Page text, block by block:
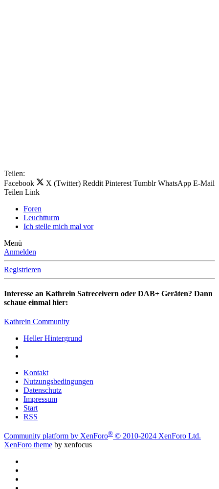
Teilen:
Facebook
X (Twitter) Reddit Pinterest Tumblr WhatsApp E-Mail
Teilen Link
Foren
Leuchtturm
Ich stelle mich mal vor
Menü
Anmelden
Registrieren
Interesse an Kathrein Satreceivern oder DAB+ Geräten? Dann
schaue einmal hier:
Kathrein Community
Heller Hintergrund
Kontakt
Nutzungsbedingungen
Datenschutz
Impressum
Start
RSS
Community platform by XenForo® © 2010-2024 XenForo Ltd.
XenForo theme by xenfocus